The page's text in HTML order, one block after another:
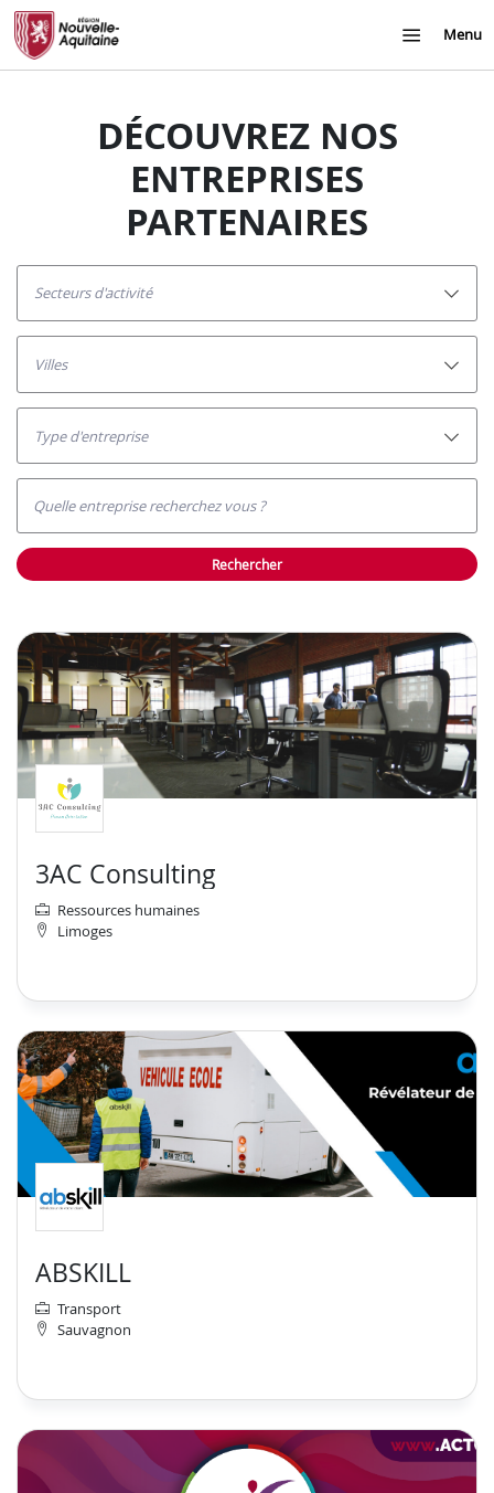
Menu
DÉCOUVREZ NOS
ENTREPRISES
PARTENAIRES
secteurs d'activité
villes
Type d'entreprise
Quelle entreprise recherchez vous ?
rechercher
3AC Consulting
Ressources humaines
Limoges
ABSKILL
Transport
Sauvagnon